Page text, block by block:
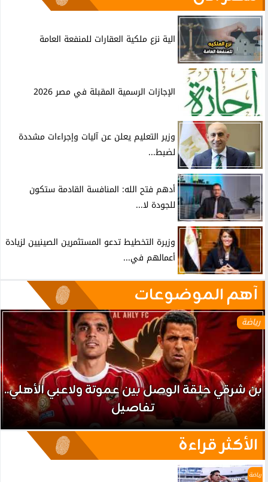
الية نزع ملكية العقارات للمنفعة العامة
الإجازات الرسمية المقبلة في مصر 2026
وزير التعليم يعلن عن آليات وإجراءات مشددة
لضبط...
أدهم فتح الله: المنافسة القادمة ستكون
للجودة لا...
وزيرة التخطيط تدعو المستثمرين الصينيين لزيادة
أعمالهم في...
آهم الموضوعات
رياضة
بن شرقي حلقة الوصل بين عموتة ولاعبي الأهلي..
تفاصيل
الأكثر قراءة
رياضة